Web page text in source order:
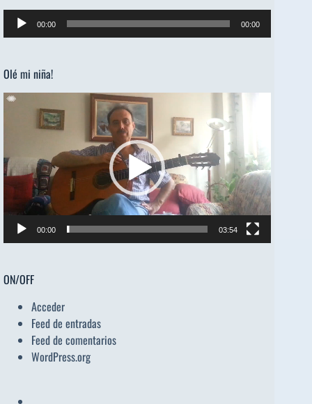
Reproductor
de
00:00 00:00
Olé mi niña!
Reproductor
00:00 03:54
ON/OFF
Acceder
Feed de entradas
Feed de comentarios
WordPress.org